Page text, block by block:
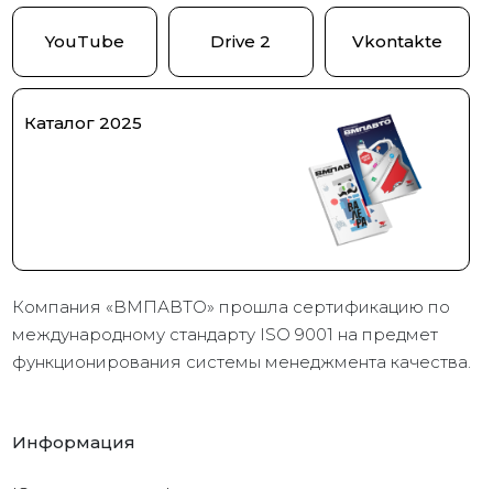
YouTube Drive 2 Vkontakte
Каталог 2025
Компания «ВМПАВТО» прошла сертификацию по
международному стандарту ISO 9001 на предмет
функционирования системы менеджмента качества.
Информация